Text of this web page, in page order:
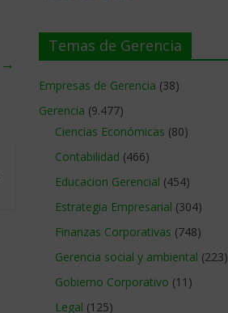
→
Temas de Gerencia
Empresas de Gerencia (38)
Gerencia (9.477)
Ciencias Económicas (80)
Contabilidad (466)
Educacion Gerencial (454)
Estrategia Empresarial (304)
Finanzas Corporativas (748)
Gerencia social y ambiental (223)
Gobierno Corporativo (11)
Legal (125)